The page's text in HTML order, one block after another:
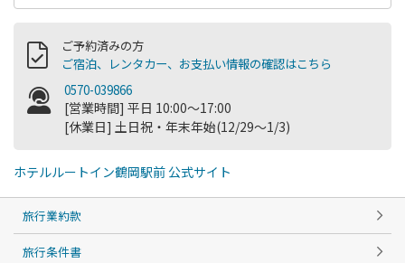
ご予約済みの方
ご宿泊、レンタカー、お支払い情報の確認はこちら
0570-039866
[営業時間] 平日 10:00～17:00
[休業日] 土日祝・年末年始(12/29～1/3)
ホテルルートイン鶴岡駅前 公式サイト
旅行業約款
旅行条件書